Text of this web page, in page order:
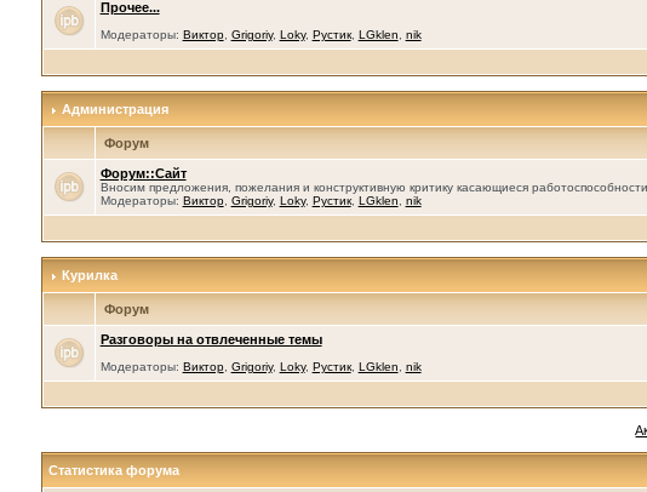
Прочее...
Модераторы: Виктор, Grigoriy, Loky, Рустик, LGklen nik
Администрация
Форум
Форум::Сайт
Вносим предложения, пожелания и конструктивную критику касающиеся
Модераторы: Виктор, Grigoriy, Loky, Рустик, LGklen nik
Курилка
Форум
Разговоры на отвлеченные темы
Модераторы: Виктор, Grigoriy, Loky, Рустик, LGklen nik
Статистика форума